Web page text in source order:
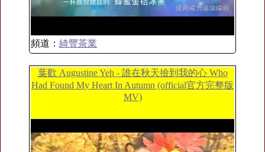
頻道： 綺豐茶業
葉歡 Augustine Yeh - 誰在秋天撿到我的心 Who
Had Found My Heart In Autumn (official官方完整版
MV)